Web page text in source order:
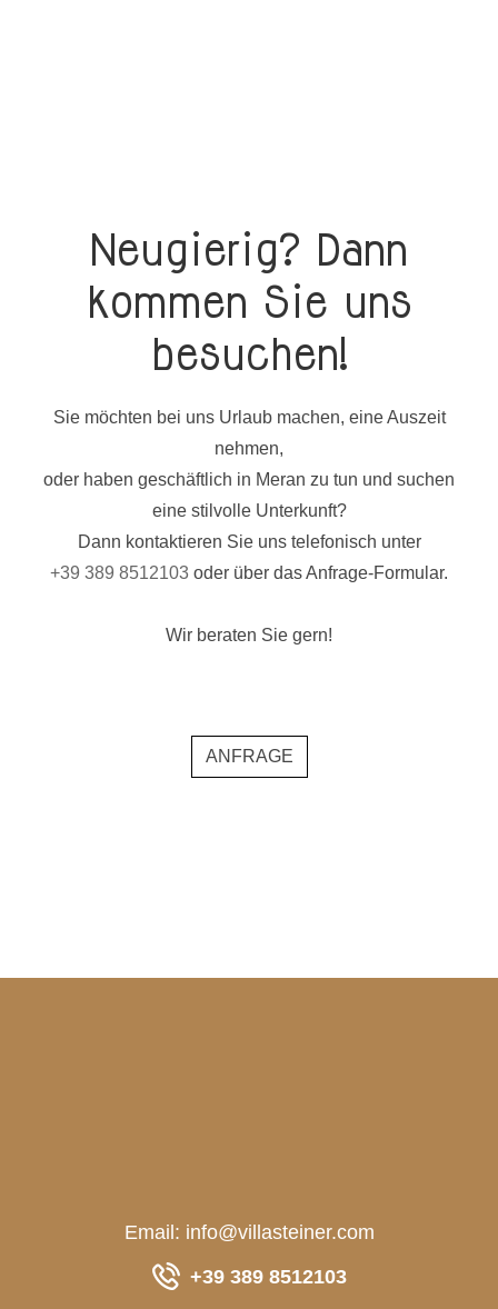
Neugierig? Dann
kommen Sie uns
besuchen!
Sie möchten bei uns Urlaub machen, eine Auszeit
nehmen,
oder haben geschäftlich in Meran zu tun und suchen
eine stilvolle Unterkunft?
Dann kontaktieren Sie uns telefonisch unter
+39 389 8512103 oder über das Anfrage-Formular.
Wir beraten Sie gern!
ANFRAGE
Email: info@villasteiner.com
+39 389 8512103